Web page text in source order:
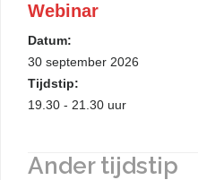
Webinar
Datum:
30 september 2026
Tijdstip:
19.30 - 21.30 uur
Ander tijdstip